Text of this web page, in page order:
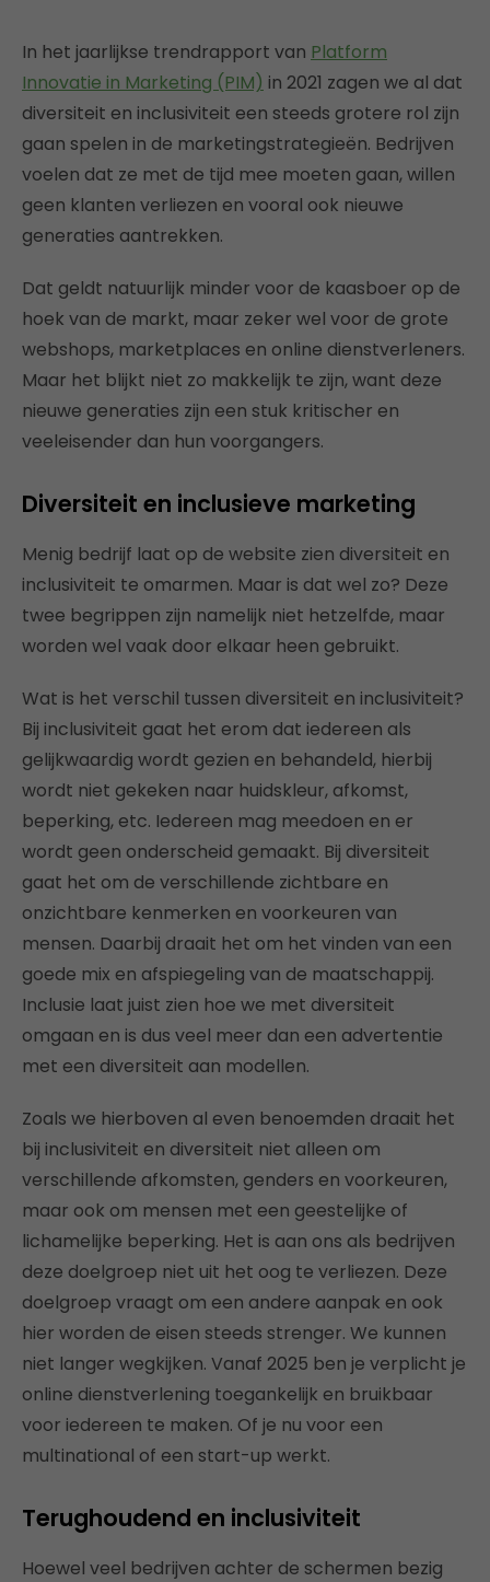
In het jaarlijkse trendrapport van Platform
Innovatie in Marketing (PIM) in 2021 zagen we al dat
diversiteit en inclusiviteit een steeds grotere rol zijn
gaan spelen in de marketingstrategieën. Bedrijven
voelen dat ze met de tijd mee moeten gaan, willen
geen klanten verliezen en vooral ook nieuwe
generaties aantrekken.
Dat geldt natuurlijk minder voor de kaasboer op de
hoek van de markt, maar zeker wel voor de grote
webshops, marketplaces en online dienstverleners.
Maar het blijkt niet zo makkelijk te zijn, want deze
nieuwe generaties zijn een stuk kritischer en
veeleisender dan hun voorgangers.
Diversiteit en inclusieve marketing
Menig bedrijf laat op de website zien diversiteit en
inclusiviteit te omarmen. Maar is dat wel zo? Deze
twee begrippen zijn namelijk niet hetzelfde, maar
worden wel vaak door elkaar heen gebruikt.
Wat is het verschil tussen diversiteit en inclusiviteit?
Bij inclusiviteit gaat het erom dat iedereen als
gelijkwaardig wordt gezien en behandeld, hierbij
wordt niet gekeken naar huidskleur, afkomst,
beperking, etc. Iedereen mag meedoen en er
wordt geen onderscheid gemaakt. Bij diversiteit
gaat het om de verschillende zichtbare en
onzichtbare kenmerken en voorkeuren van
mensen. Daarbij draait het om het vinden van een
goede mix en afspiegeling van de maatschappij.
Inclusie laat juist zien hoe we met diversiteit
omgaan en is dus veel meer dan een advertentie
met een diversiteit aan modellen.
Zoals we hierboven al even benoemden draait het
bij inclusiviteit en diversiteit niet alleen om
verschillende afkomsten, genders en voorkeuren,
maar ook om mensen met een geestelijke of
lichamelijke beperking. Het is aan ons als bedrijven
deze doelgroep niet uit het oog te verliezen. Deze
doelgroep vraagt om een andere aanpak en ook
hier worden de eisen steeds strenger. We kunnen
niet langer wegkijken. Vanaf 2025 ben je verplicht je
online dienstverlening toegankelijk en bruikbaar
voor iedereen te maken. Of je nu voor een
multinational of een start-up werkt.
Terughoudend en inclusiviteit
Hoewel veel bedrijven achter de schermen bezig